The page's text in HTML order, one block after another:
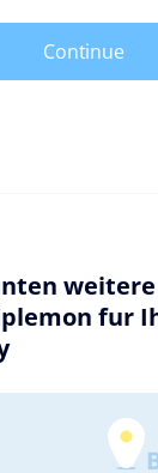
Continue
fur